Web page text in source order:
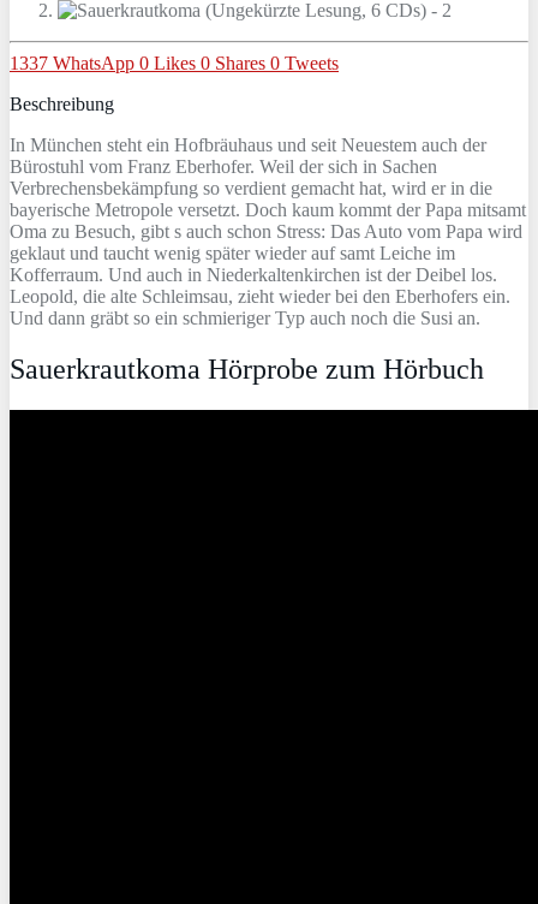
1337 WhatsApp 0 Likes 0 Shares 0 Tweets
Beschreibung
In München steht ein Hofbräuhaus und seit Neuestem auch der
Bürostuhl vom Franz Eberhofer. Weil der sich in Sachen
Verbrechensbekämpfung so verdient gemacht hat, wird er in die
bayerische Metropole versetzt. Doch kaum kommt der Papa mitsamt
Oma zu Besuch, gibt s auch schon Stress: Das Auto vom Papa wird
geklaut und taucht wenig später wieder auf samt Leiche im
Kofferraum. Und auch in Niederkaltenkirchen ist der Deibel los.
Leopold, die alte Schleimsau, zieht wieder bei den Eberhofers ein.
Und dann gräbt so ein schmieriger Typ auch noch die Susi an.
Sauerkrautkoma Hörprobe zum Hörbuch